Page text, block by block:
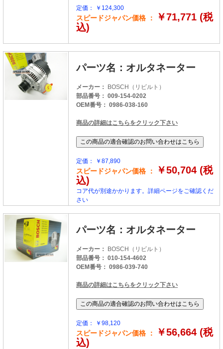
定価： ￥124,300
スピードジャパン価格 ：
￥71,771 (税
込)
パーツ名：オルタネーター
メーカー：
BOSCH（リビルト）
部品番号： 009-154-0202
OEM番号： 0986-038-160
商品の詳細はこちらをクリック下さい
定価： ￥87,890
スピードジャパン価格 ：
￥50,704 (税
込)
コア代が別途かかります。詳細ページをご確認くだ
さい
パーツ名：オルタネーター
メーカー：
BOSCH（リビルト）
部品番号： 010-154-4602
OEM番号： 0986-039-740
商品の詳細はこちらをクリック下さい
定価： ￥98,120
スピードジャパン価格 ：
￥56,664 (税
込)